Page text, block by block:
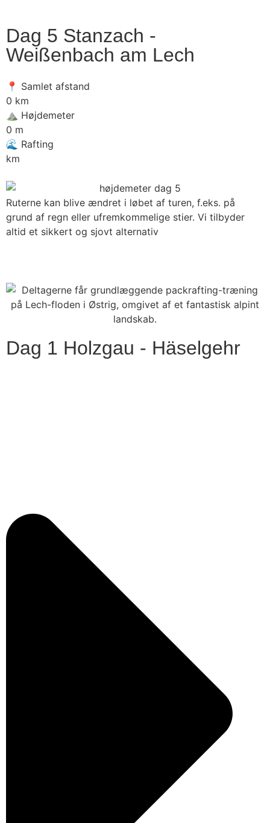
Dag 5 Stanzach -
Weißenbach am Lech
📍 Samlet afstand
0 km
⛰️ Højdemeter
0 m
🌊 Rafting
km
Ruterne kan blive ændret i løbet af turen, f.eks. på
grund af regn eller ufremkommelige stier. Vi tilbyder
altid et sikkert og sjovt alternativ
Dag 1 Holzgau - Häselgehr